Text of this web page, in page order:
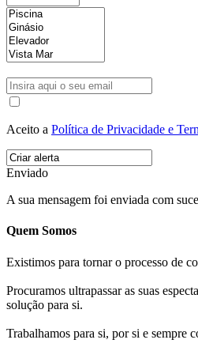
Aceito a Política de Privacidade e
Enviado
A sua mensagem foi enviada com
Quem Somos
Existimos para tornar o processo de
Procuramos ultrapassar as suas
solução para si.
Trabalhamos para si, por si e sempre